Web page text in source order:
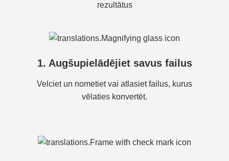
rezultātus
1. Augšupielādējiet savus failus
Velciet un nometiet vai atlasiet failus, kurus
vēlaties konvertēt.